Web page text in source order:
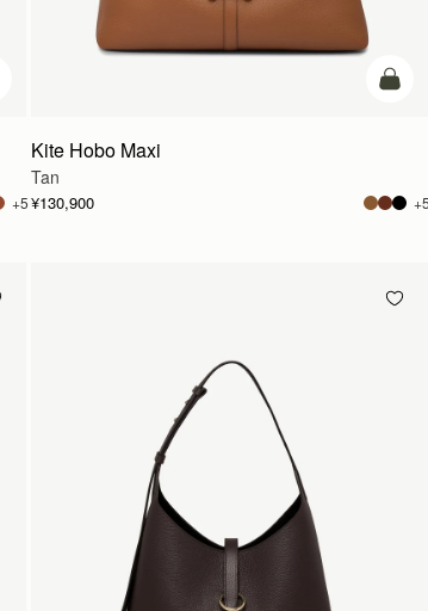
トに追加
+5
カー
Kite Hobo Maxi
Tan
¥130,900